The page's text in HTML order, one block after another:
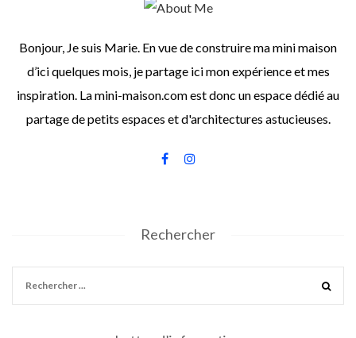
Bonjour, Je suis Marie. En vue de construire ma mini maison
d’ici quelques mois, je partage ici mon expérience et mes
inspiration. La mini-maison.com est donc un espace dédié au
partage de petits espaces et d'architectures astucieuses.
Rechercher